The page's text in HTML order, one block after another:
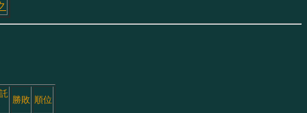
勝敗 順位